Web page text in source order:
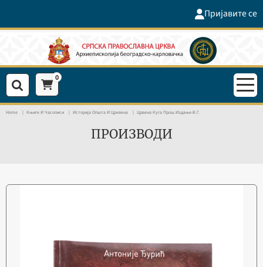
Пријавите се
0
Home Књиге И Часописи Историја Општа И Црквена Црвена Куга Прош.издање-В.Г.
ПРОИЗВОДИ